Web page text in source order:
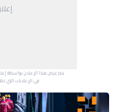
في الإعلانات التي
Advertisement Section